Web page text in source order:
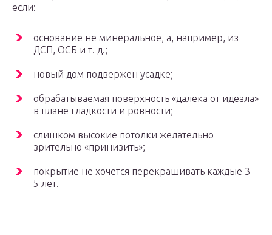
если:
основание не минеральное, а, например, из
ДСП, ОСБ и т. д.;
новый дом подвержен усадке;
обрабатываемая поверхность «далека от идеала»
в плане гладкости и ровности;
слишком высокие потолки желательно
зрительно «принизить»;
покрытие не хочется перекрашивать каждые 3 –
5 лет.